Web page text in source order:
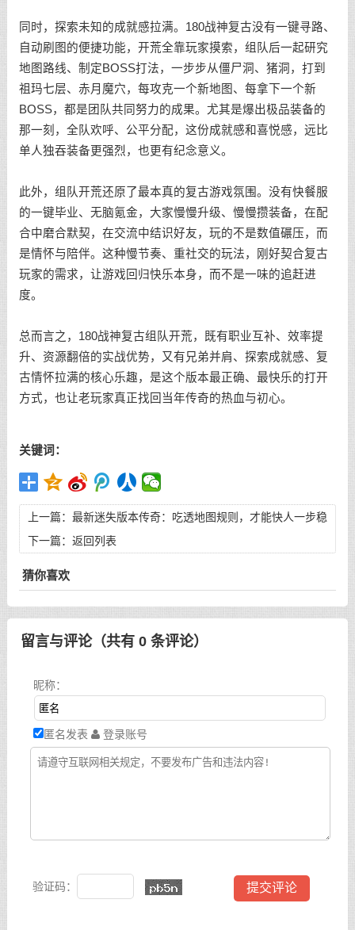
同时，探索未知的成就感拉满。180战神复古没有一键寻路、
自动刷图的便捷功能，开荒全靠玩家摸索，组队后一起研究
地图路线、制定BOSS打法，一步步从僵尸洞、猪洞，打到
祖玛七层、赤月魔穴，每攻克一个新地图、每拿下一个新
BOSS，都是团队共同努力的成果。尤其是爆出极品装备的
那一刻，全队欢呼、公平分配，这份成就感和喜悦感，远比
单人独吞装备更强烈，也更有纪念意义。
此外，组队开荒还原了最本真的复古游戏氛围。没有快餐服
的一键毕业、无脑氪金，大家慢慢升级、慢慢攒装备，在配
合中磨合默契，在交流中结识好友，玩的不是数值碾压，而
是情怀与陪伴。这种慢节奏、重社交的玩法，刚好契合复古
玩家的需求，让游戏回归快乐本身，而不是一味的追赶进
度。
总而言之，180战神复古组队开荒，既有职业互补、效率提
升、资源翻倍的实战优势，又有兄弟并肩、探索成就感、复
古情怀拉满的核心乐趣，是这个版本最正确、最快乐的打开
方式，也让老玩家真正找回当年传奇的热血与初心。
关键词：
上一篇： 最新迷失版本传奇：吃透地图规则，才能快人一步稳
发展
下一篇： 返回列表
猜你喜欢
留言与评论（共有 0条评论）
昵称：
匿名发表 登录账号
验证码：